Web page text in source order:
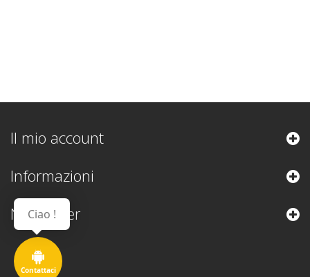
Il mio account
Informazioni
Newsletter
Contattaci
Ciao !